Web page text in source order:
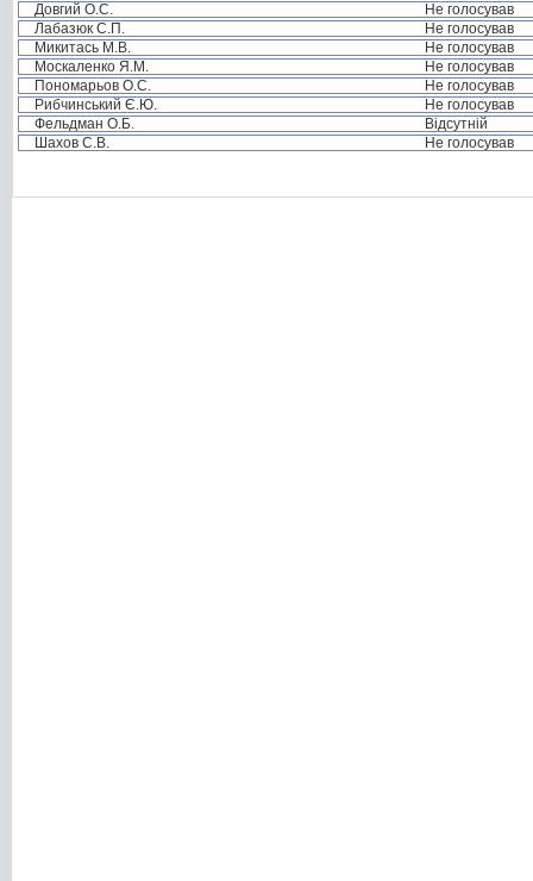
Довгий О.С.
Не голосував
Лабазюк С.П.
Не голосував
Микитась М.В.
Не голосував
Москаленко Я.М.
Не голосував
Пономарьов О.С.
Не голосував
Рибчинський Є.Ю.
Не голосував
Фельдман О.Б.
Відсутній
Шахов С.В.
Не голосував